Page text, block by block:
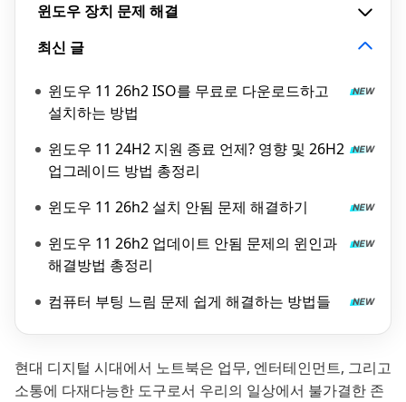
윈도우 장치 문제 해결
최신 글
윈도우 11 26h2 ISO를 무료로 다운로드하고
설치하는 방법
윈도우 11 24H2 지원 종료 언제? 영향 및 26H2
업그레이드 방법 총정리
윈도우 11 26h2 설치 안됨 문제 해결하기
윈도우 11 26h2 업데이트 안됨 문제의 윈인과
해결방법 총정리
컴퓨터 부팅 느림 문제 쉽게 해결하는 방법들
현대 디지털 시대에서 노트북은 업무, 엔터테인먼트, 그리고
소통에 다재다능한 도구로서 우리의 일상에서 불가결한 존